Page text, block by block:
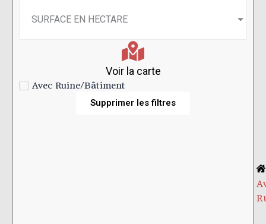
SURFACE EN HECTARE
Voir la carte
Avec Ruine/Bâtiment
Supprimer les filtres